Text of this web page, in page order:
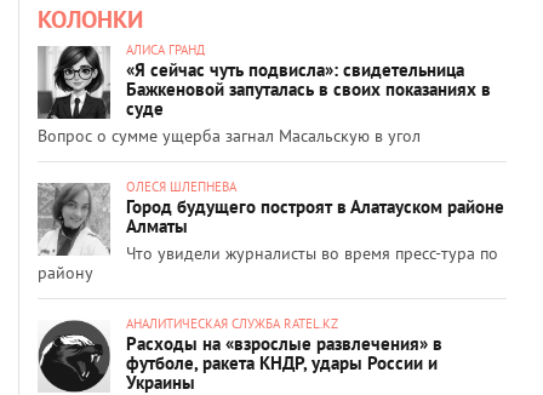
КОЛОНКИ
АЛИСА ГРАНД
«Я сейчас чуть подвисла»: свидетельница
Бажкеновой запуталась в своих показаниях в
суде
Вопрос о сумме ущерба загнал Масальскую в угол
ОЛЕСЯ ШЛЕПНЕВА
Город будущего построят в Алатауском районе
Алматы
Что увидели журналисты во время пресс-тура по
району
АНАЛИТИЧЕСКАЯ СЛУЖБА RATEL.KZ
Расходы на «взрослые развлечения» в
футболе, ракета КНДР, удары России и
Украины